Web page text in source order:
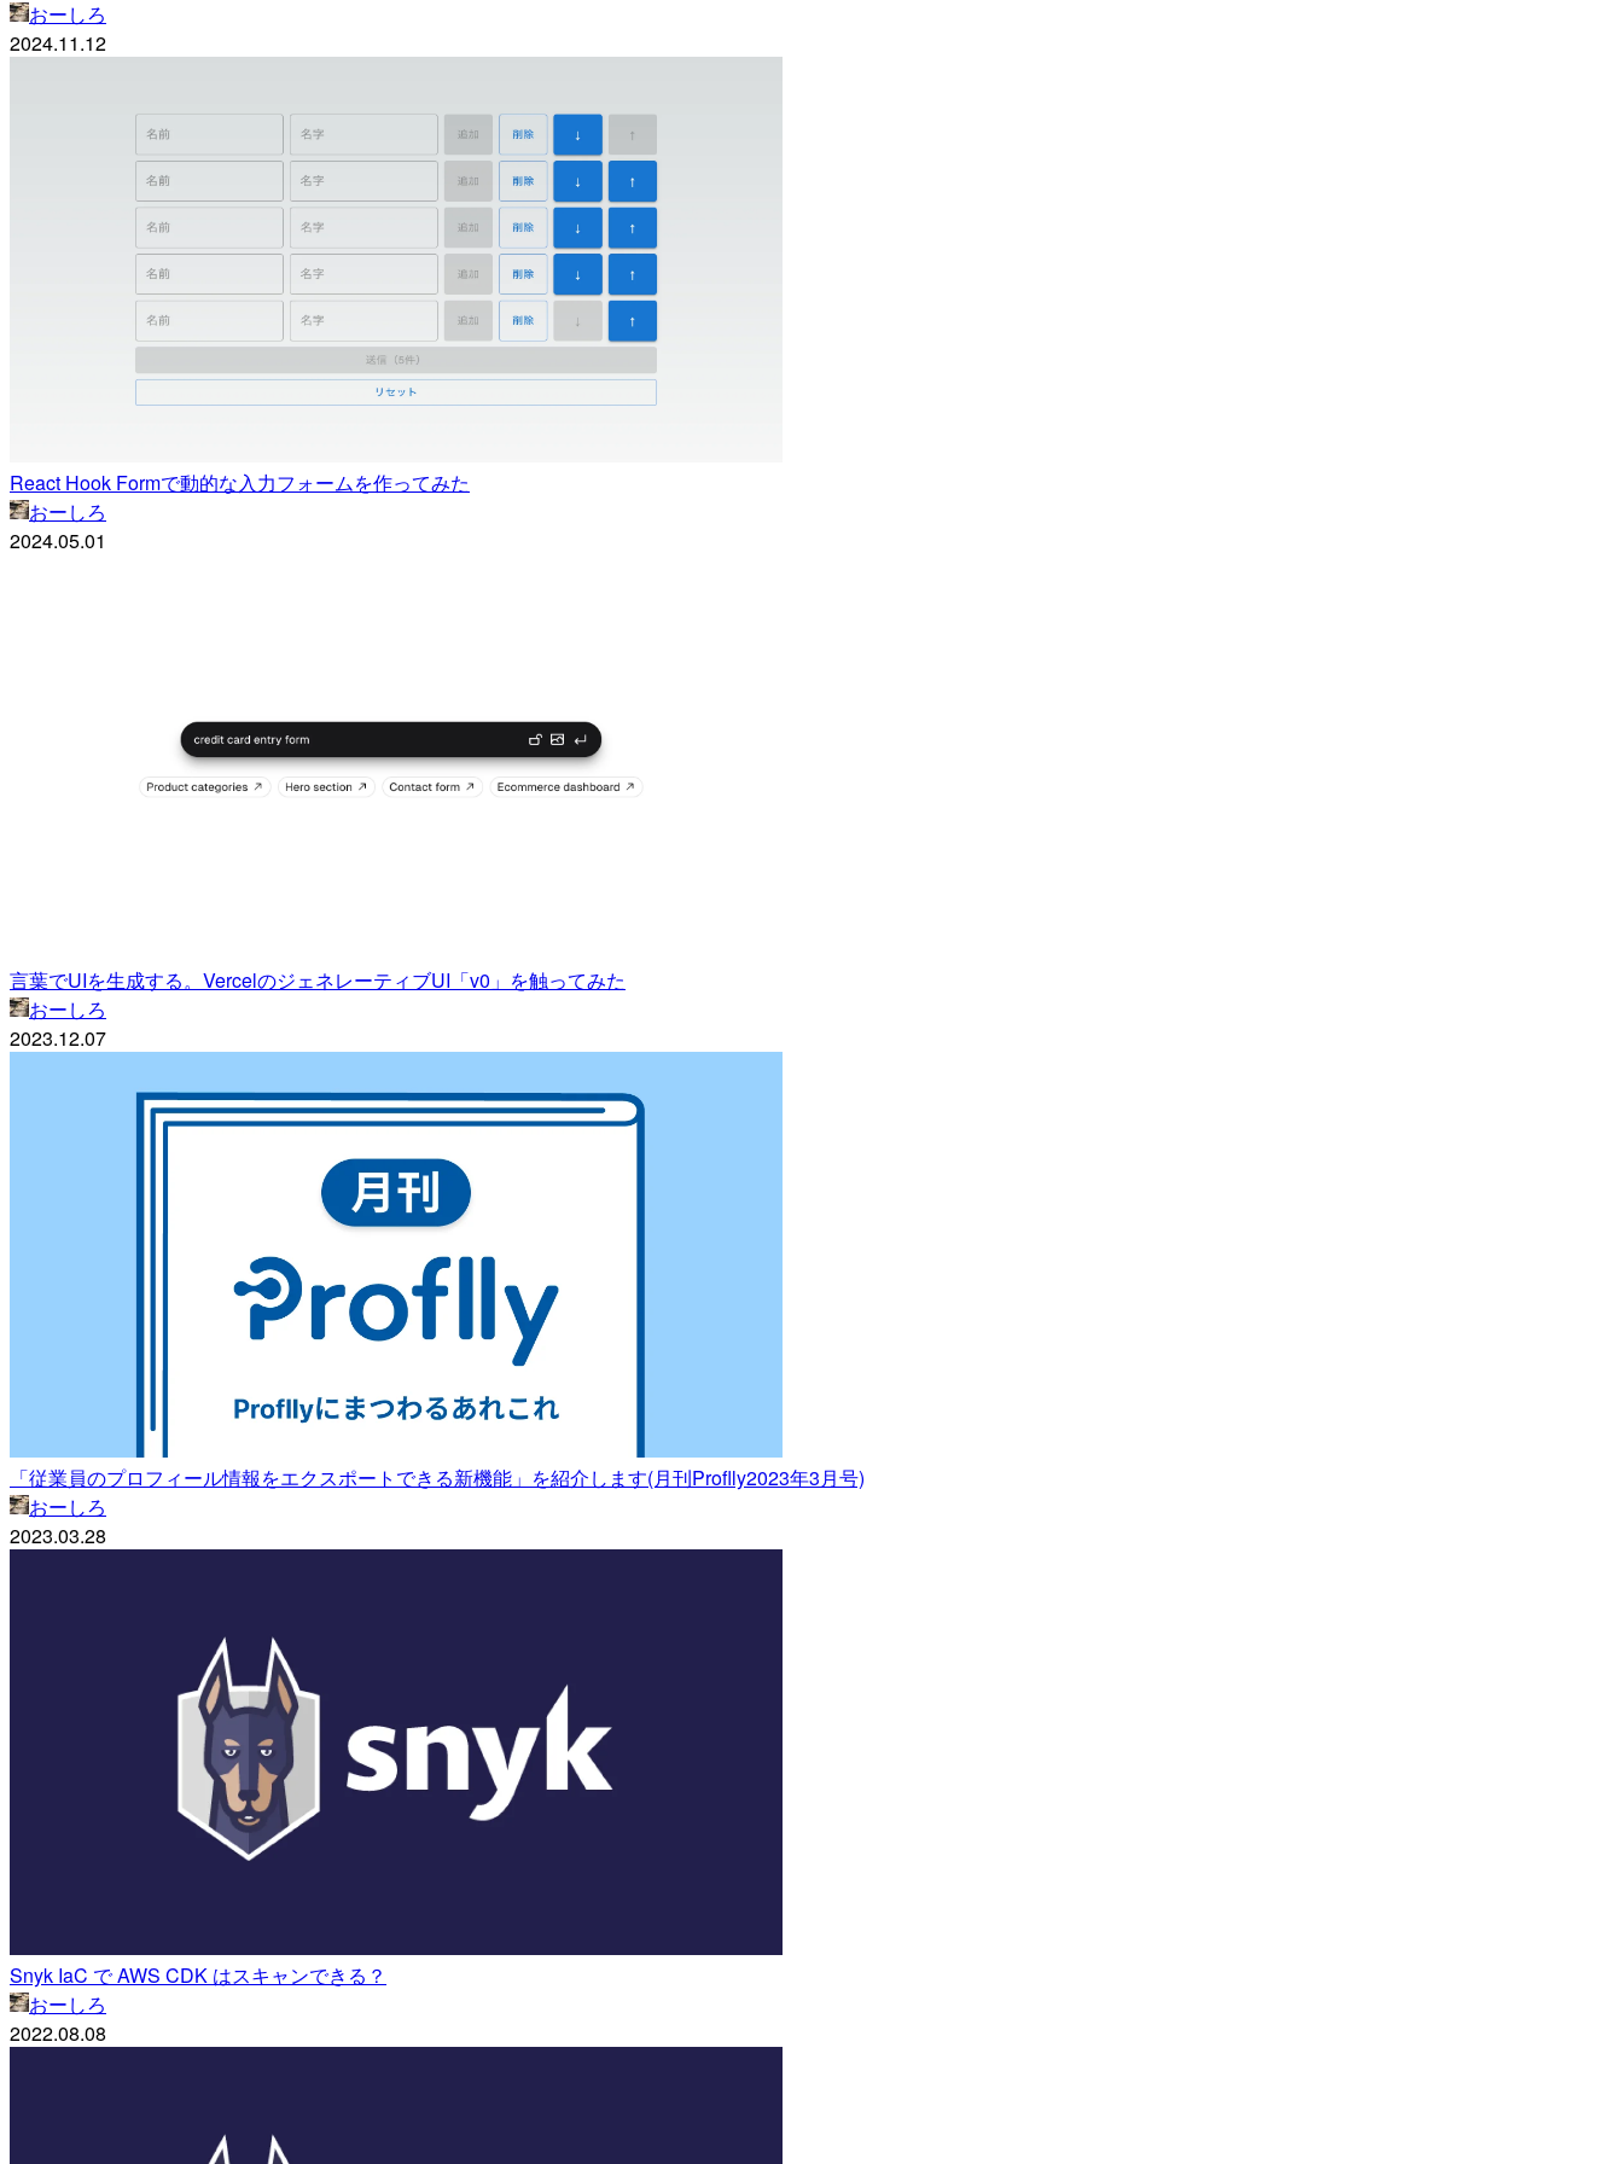
おーしろ
2024.11.12
React Hook Formで動的な入力フォームを作ってみた
おーしろ
2024.05.01
言葉でUIを生成する。VercelのジェネレーティブUI「v0」を触ってみた
おーしろ
2023.12.07
「従業員のプロフィール情報をエクスポートできる新機能」を紹介します(月刊Proflly2023年3月号)
おーしろ
2023.03.28
Snyk IaC で AWS CDK はスキャンできる？
おーしろ
2022.08.08